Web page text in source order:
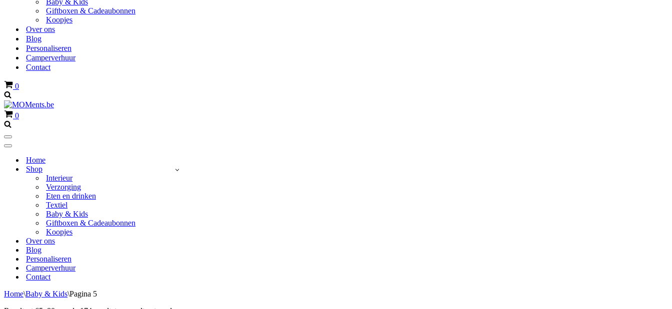
Baby & Kids
Giftboxen & Cadeaubonnen
Koopjes
Over ons
Blog
Personaliseren
Camperverhuur
Contact
Winkelwagen
0
Winkelwagen
0
Navigatiemenu
Navigatiemenu
Home
Shop
Interieur
Verzorging
Eten en drinken
Textiel
Baby & Kids
Giftboxen & Cadeaubonnen
Koopjes
Over ons
Blog
Personaliseren
Camperverhuur
Contact
Home\Baby & Kids\Pagina 5